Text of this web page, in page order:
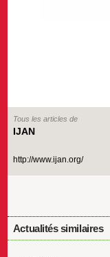
Tous les articles de
IJAN
http://www.ijan.org/
Actualités similaires